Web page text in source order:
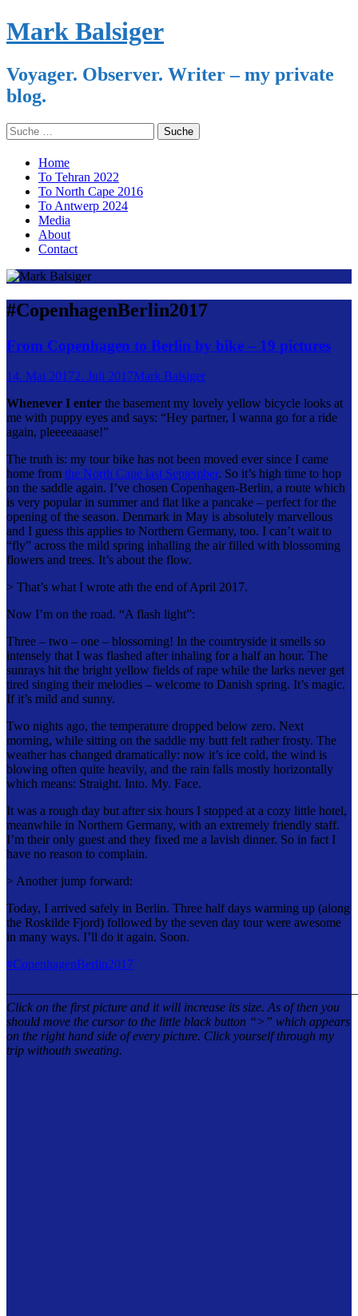
Mark Balsiger
Voyager. Observer. Writer – my private
blog.
Search
for:
Skip
content
Home
To Tehran 2022
To North Cape 2016
To Antwerp 2024
Media
About
Contact
#CopenhagenBerlin2017
From Copenhagen to Berlin by bike – 19 pictures
14. Mai 20172. Juli 2017Mark Balsiger
Whenever I enter the basement my lovely yellow bicycle looks at
me with puppy eyes and says: “Hey partner, I wanna go for a ride
again, pleeeeaaase!”
The truth is: my tour bike has not been moved ever since I came
home from the North Cape last September. So it’s high time to hop
on the saddle again. I’ve chosen Copenhagen-Berlin, a route which
is very popular in summer and flat like a pancake – perfect for the
opening of the season. Denmark in May is absolutely marvellous
and I guess this applies to Northern Germany, too. I can’t wait to
“fly” across the mild spring inhalling the air filled with blossoming
flowers and trees. It’s about the flow.
> That’s what I wrote ath the end of April 2017.
Now I’m on the road. “A flash light”:
Three – two – one – blossoming! In the countryside it smells so
intensely that I was flashed after inhaling for a half an hour. The
sunrays hit the bright yellow fields of rape while the larks never get
tired singing their melodies – welcome to Danish spring. It’s magic.
If it’s mild and sunny.
Two nights ago, the temperature dropped below zero. Next
morning, while sitting on the saddle my butt felt rather frosty. The
weather has changed dramatically: now it’s ice cold, the wind is
blowing often quite heavily, and the rain falls mostly horizontally
which means: Straight. Into. My. Face.
It was a rough day but after six hours I stopped at a cozy little hotel,
meanwhile in Northern Germany, with an extremely friendly staff.
I’m their only guest and they fixed me a lavish dinner. So in fact I
have no reason to complain.
> Another jump forward:
Today, I arrived safely in Berlin. Three half days warming up (along
the Roskilde Fjord) followed by the seven day tour were awesome
in many ways. I’ll do it again. Soon.
#CopenhagenBerlin2017
Click on the first picture and it will increase its size. As of then you
should move the cursor to the little black button “>” which appears
on the right hand side of every picture. Click yourself through my
trip withouth sweating.